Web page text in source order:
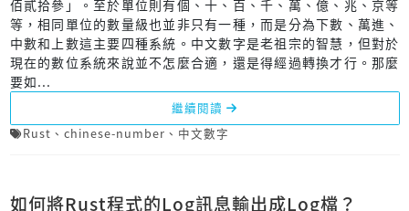
佰貳拾參」。至於單位則有個、十、百、千、萬、億、兆、京等
等，相同單位的數量級也並非只有一種，而是分為下數、萬進、
中數和上數這主要四種系統。中文數字是老祖宗的智慧，但對於
現在的數位系統來說並不怎麼合適，還是得經過轉換才行。那麼
要如...
繼續閱讀
Rust 、 chinese-number 、 中文數字
如何將Rust程式的Log訊息輸出成Log檔？